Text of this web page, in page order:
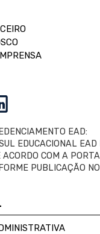
EAD:
EDUCACIONAL EAD
ACORDO COM A
PUBLICAÇÃO NO